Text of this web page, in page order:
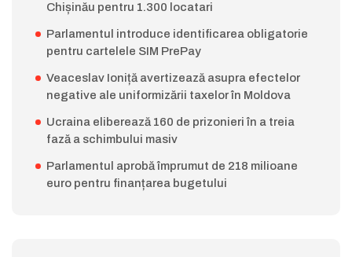
Chișinău pentru 1.300 locatari
Parlamentul introduce identificarea obligatorie
pentru cartelele SIM PrePay
Veaceslav Ioniță avertizează asupra efectelor
negative ale uniformizării taxelor în Moldova
Ucraina eliberează 160 de prizonieri în a treia
fază a schimbului masiv
Parlamentul aprobă împrumut de 218 milioane
euro pentru finanțarea bugetului